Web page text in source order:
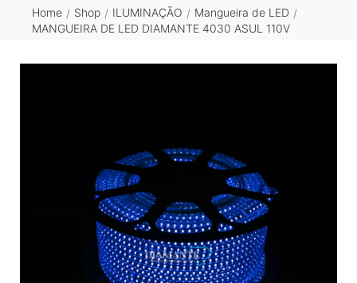
Home / Shop / ILUMINAÇÃO / Mangueira de LED /
MANGUEIRA DE LED DIAMANTE 4030 ASUL 110V